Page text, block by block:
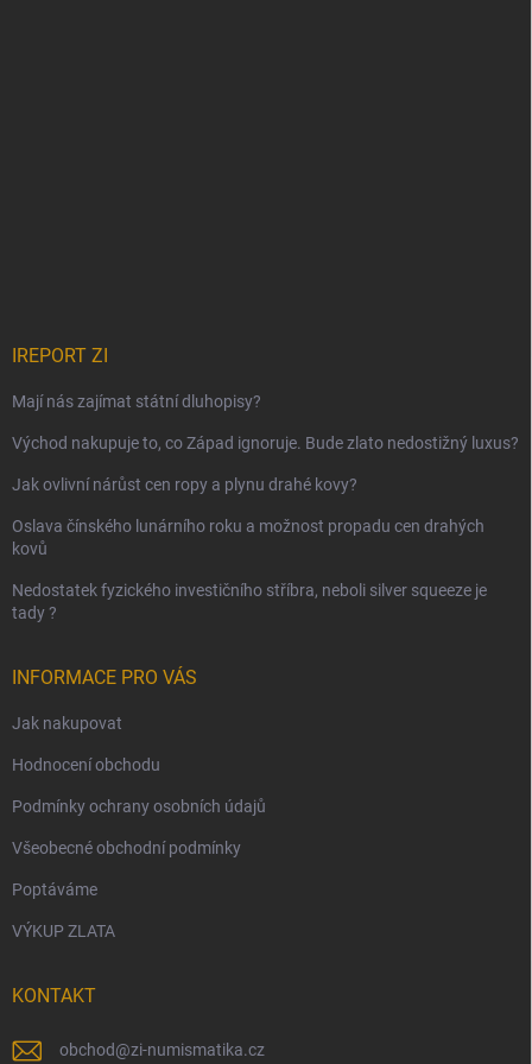
IREPORT ZI
Mají nás zajímat státní dluhopisy?
Východ nakupuje to, co Západ ignoruje. Bude zlato nedostižný luxus?
Jak ovlivní nárůst cen ropy a plynu drahé kovy?
Oslava čínského lunárního roku a možnost propadu cen drahých
kovů
Nedostatek fyzického investičního stříbra, neboli silver squeeze je
tady ?
INFORMACE PRO VÁS
Jak nakupovat
Hodnocení obchodu
Podmínky ochrany osobních údajů
Všeobecné obchodní podmínky
Poptáváme
VÝKUP ZLATA
KONTAKT
obchod@zi-numismatika.cz